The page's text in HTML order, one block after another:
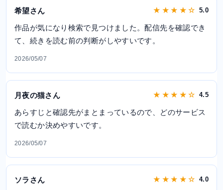
希望さん ★ ★ ★ ★ ☆ 5.0
作品が気になり検索で見つけました。配信先を確認でき
て、続きを読む前の判断がしやすいです。
2026/05/07
月夜の猫さん ★ ★ ★ ★ ☆ 4.5
あらすじと確認先がまとまっているので、どのサービス
で読むか決めやすいです。
2026/05/07
ソラさん ★ ★ ★ ★ ☆ 4.0